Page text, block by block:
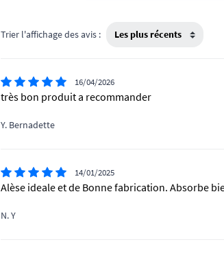
Trier l'affichage des avis :
16/04/2026
très bon produit a recommander
Y. Bernadette
14/01/2025
Alèse ideale et de Bonne fabrication. Absorbe
N. Y